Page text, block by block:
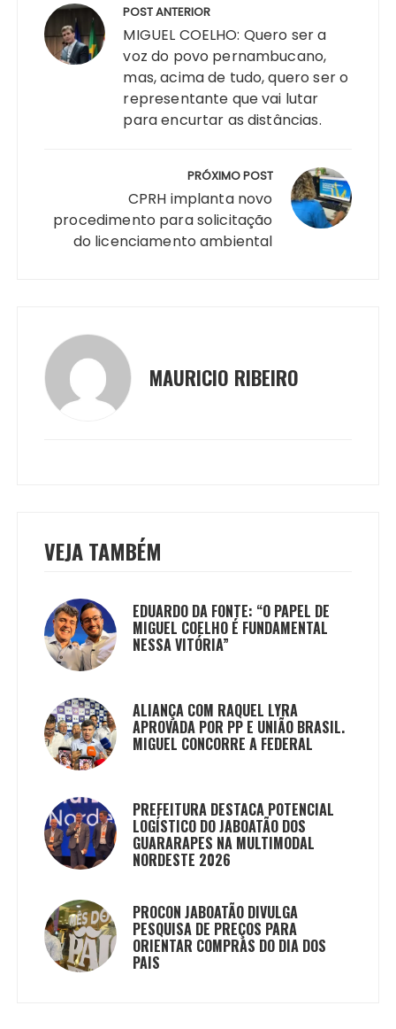
A
p
b
o
e
n
g
er
Li
n
k
st dI
n
r r
a
m
Post
POST ANTERIOR
MIGUEL COELHO: Quero ser a
voz do povo pernambucano,
mas, acima de tudo, quero ser o
representante que vai lutar
para encurtar as distâncias.
PRÓXIMO POST
CPRH implanta novo
procedimento para solicitação
do licenciamento ambiental
MAURICIO RIBEIRO
VEJA TAMBÉM
EDUARDO DA FONTE: “O PAPEL DE
MIGUEL COELHO É FUNDAMENTAL
NESSA VITÓRIA”
ALIANÇA COM RAQUEL LYRA
APROVADA POR PP E UNIÃO BRASIL.
MIGUEL CONCORRE A FEDERAL
PREFEITURA DESTACA POTENCIAL
LOGÍSTICO DO JABOATÃO DOS
GUARARAPES NA MULTIMODAL
NORDESTE 2026
PROCON JABOATÃO DIVULGA
PESQUISA DE PREÇOS PARA
ORIENTAR COMPRAS DO DIA DOS
PAIS